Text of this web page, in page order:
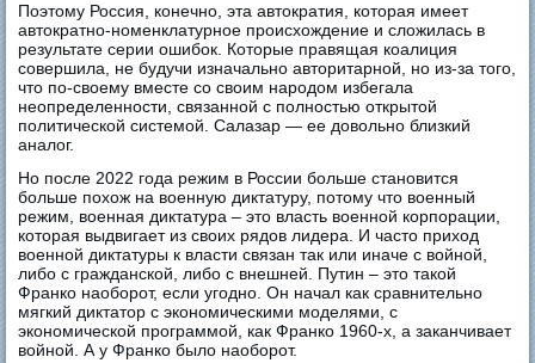
Поэтому Россия, конечно, эта автократия, которая имеет
автократно-номенклатурное происхождение и сложилась в
результате серии ошибок. Которые правящая коалиция
совершила, не будучи изначально авторитарной, но из-за того,
что по-своему вместе со своим народом избегала
неопределенности, связанной с полностью открытой
политической системой. Салазар — ее довольно близкий
аналог.
Но после 2022 года режим в России больше становится
больше похож на военную диктатуру, потому что военный
режим, военная диктатура – это власть военной корпорации,
которая выдвигает из своих рядов лидера. И часто приход
военной диктатуры к власти связан так или иначе с войной,
либо с гражданской, либо с внешней. Путин – это такой
Франко наоборот, если угодно. Он начал как сравнительно
мягкий диктатор с экономическими моделями, с
экономической программой, как Франко 1960-х, а заканчивает
войной. А у Франко было наоборот.